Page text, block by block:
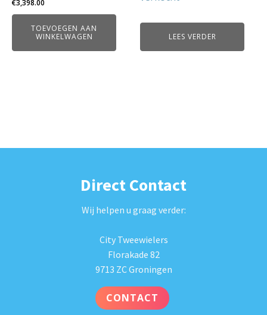
€3,398.00
TOEVOEGEN AAN
WINKELWAGEN
LEES VERDER
Direct Contact
Wij helpen u graag verder:
City Tweewielers
Florakade 82
9713 ZC Groningen
CONTACT